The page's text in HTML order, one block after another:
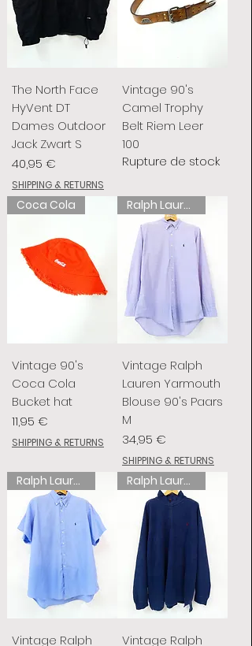
The North Face
HyVent DT
Dames Outdoor
Jack Zwart S
Prix
40,95 €
SHIPPING & RETURNS
Vintage 90's
Camel Trophy
Belt Riem Leer
100
Rupture de stock
Coca Cola
Vintage 90's
Coca Cola
Bucket hat
Prix
11,95 €
SHIPPING & RETURNS
Ralph Lauren
Vintage Ralph
Lauren Yarmouth
Blouse 90's Paars
M
Prix
34,95 €
SHIPPING & RETURNS
Ralph Lauren
Vintage Ralph
Ralph Lauren
Vintage Ralph